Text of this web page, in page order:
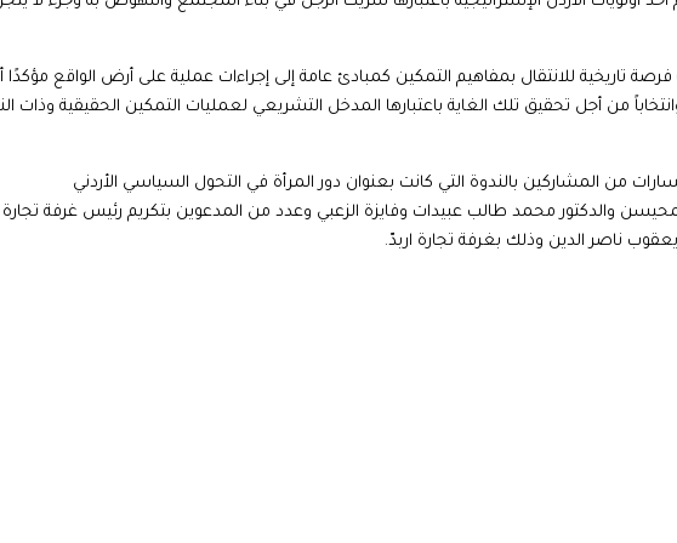
فرصة تاريخية للانتقال بمفاهيم التمكين كمبادئ عامة إلى إجراءات عملية على أرض الواقع مؤكدًا
من أجل تحقيق تلك الغاية باعتبارها المدخل التشريعي لعمليات التمكين الحقيقية وذات
من المشاركين بالندوة التي كانت بعنوان دور المرأة في التحول السياسي الأردني
والدكتور محمد طالب عبيدات وفايزة الزعبي وعدد من المدعوين بتكريم رئيس غرفة تجارة
ناصر الدين وذلك بغرفة تجارة اربدّ.